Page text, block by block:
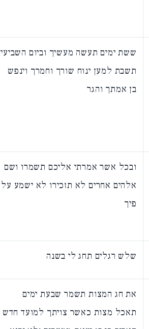
ששת ימים תעשה מעשיך וביום השביעי
תשבת למען ינוח שורך וחמרך וינפש
בן אמתך והגר
ובכל אשר אמרתי אליכם תשמרו ושם
אלהים אחרים לא תזכירו לא ישמע על
פיך
שלש רגלים תחג לי בשנה
את חג המצות תשמר שבעת ימים
תאכל מצות כאשר צויתך למועד חדש